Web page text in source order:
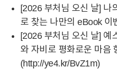
[2026 부처님 오신 날] 나
로 찾는 나만의 eBook 이
[2026 부처님 오신 날] 예
와 자비로 평화로운 마음
(http://ye4.kr/BvZ1m)